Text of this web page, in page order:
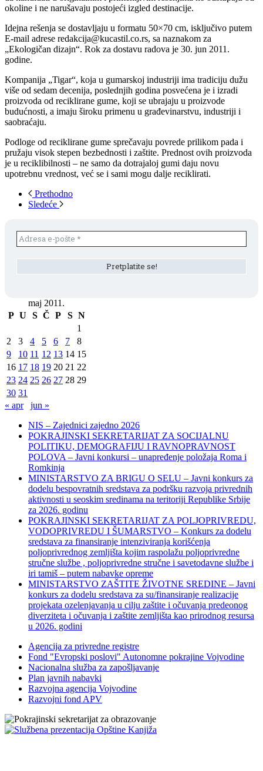
okoline i ne narušavaju postojeći izgled destinacije.
Idejna rešenja se dostavljaju u formatu 50×70 cm, isključivo putem
E-mail adrese redakcija@kucastil.co.rs, sa naznakom za
„Ekologičan dizajn“. Rok za dostavu radova je 30. jun 2011.
godine.
Kompanija „Tigar“, koja u gumarskoj industriji ima tradiciju dužu
više od sedam decenija, poslednjih godina posvećena je i izradi
proizvoda od reciklirane gume, koji se ubrajaju u proizvode
budućnosti, a imaju široku primenu u građevinarstvu, industriji i
saobraćaju.
Podloge od reciklirane gume sprečavaju povrede prilikom pada i
pružaju visok stepen bezbednosti i zaštite. Prednost ovih proizvoda
je u reciklibilnosti – ne samo da dotrajaloj gumi daju novu
upotrebnu vrednost, već se i sami mogu dalje reciklirati.
Prethodno
Sledeće
maj 2011.
P U S Č P S N
1
2
3 4 5 6 7
8
9
10 11 12 13 14 15
16 17 18 19 20 21 22
23 24 25 26 27 28 29
30 31
« apr
jun »
NIS – Zajednici zajedno 2026
POKRAJINSKI SEKRETARIJAT ZA SOCIJALNU
POLITIKU, DEMOGRAFIJU I RAVNOPRAVNOST
POLOVA – Javni konkursi – unapređenje položaja Roma i
Romkinja
MINISTARSTVO ZA BRIGU O SELU – Javni konkurs za
dodelu bespovratnih sredstava za podršku razvoja privrednih
aktivnosti u seoskim sredinama na teritoriji Republike Srbije
za 2026. godinu
POKRAJINSKI SEKRETARIJAT ZA POLJOPRIVREDU,
VODOPRIVREDU I ŠUMARSTVO – Konkurs za dodelu
sredstava za finansiranje intenziviranja korišćenja
poljoprivrednog zemljišta kojim raspolažu poljoprivredne
stručne službe , poljoprivredne stručne i savetodavne službe i
iri tamiš ‒ putem nabavke opreme
MINISTARSTVO ZAŠTITE ŽIVOTNE SREDINE – Javni
konkurs za dodelu sredstava za su/finansiranje realizacije
projekata ozelenjavanja u cilju zaštite i očuvanja predeonog
diverziteta i očuvanja i zaštite zemljišta kao prirodnog resursa
u 2026. godini
Agencija za privredne registre
Fond "Evropski poslovi" Autonomne pokrajine Vojvodine
Nacionalna služba za zapošljavanje
Plan javnih nabavki
Razvojna agencija Vojvodine
Razvojni fond APV